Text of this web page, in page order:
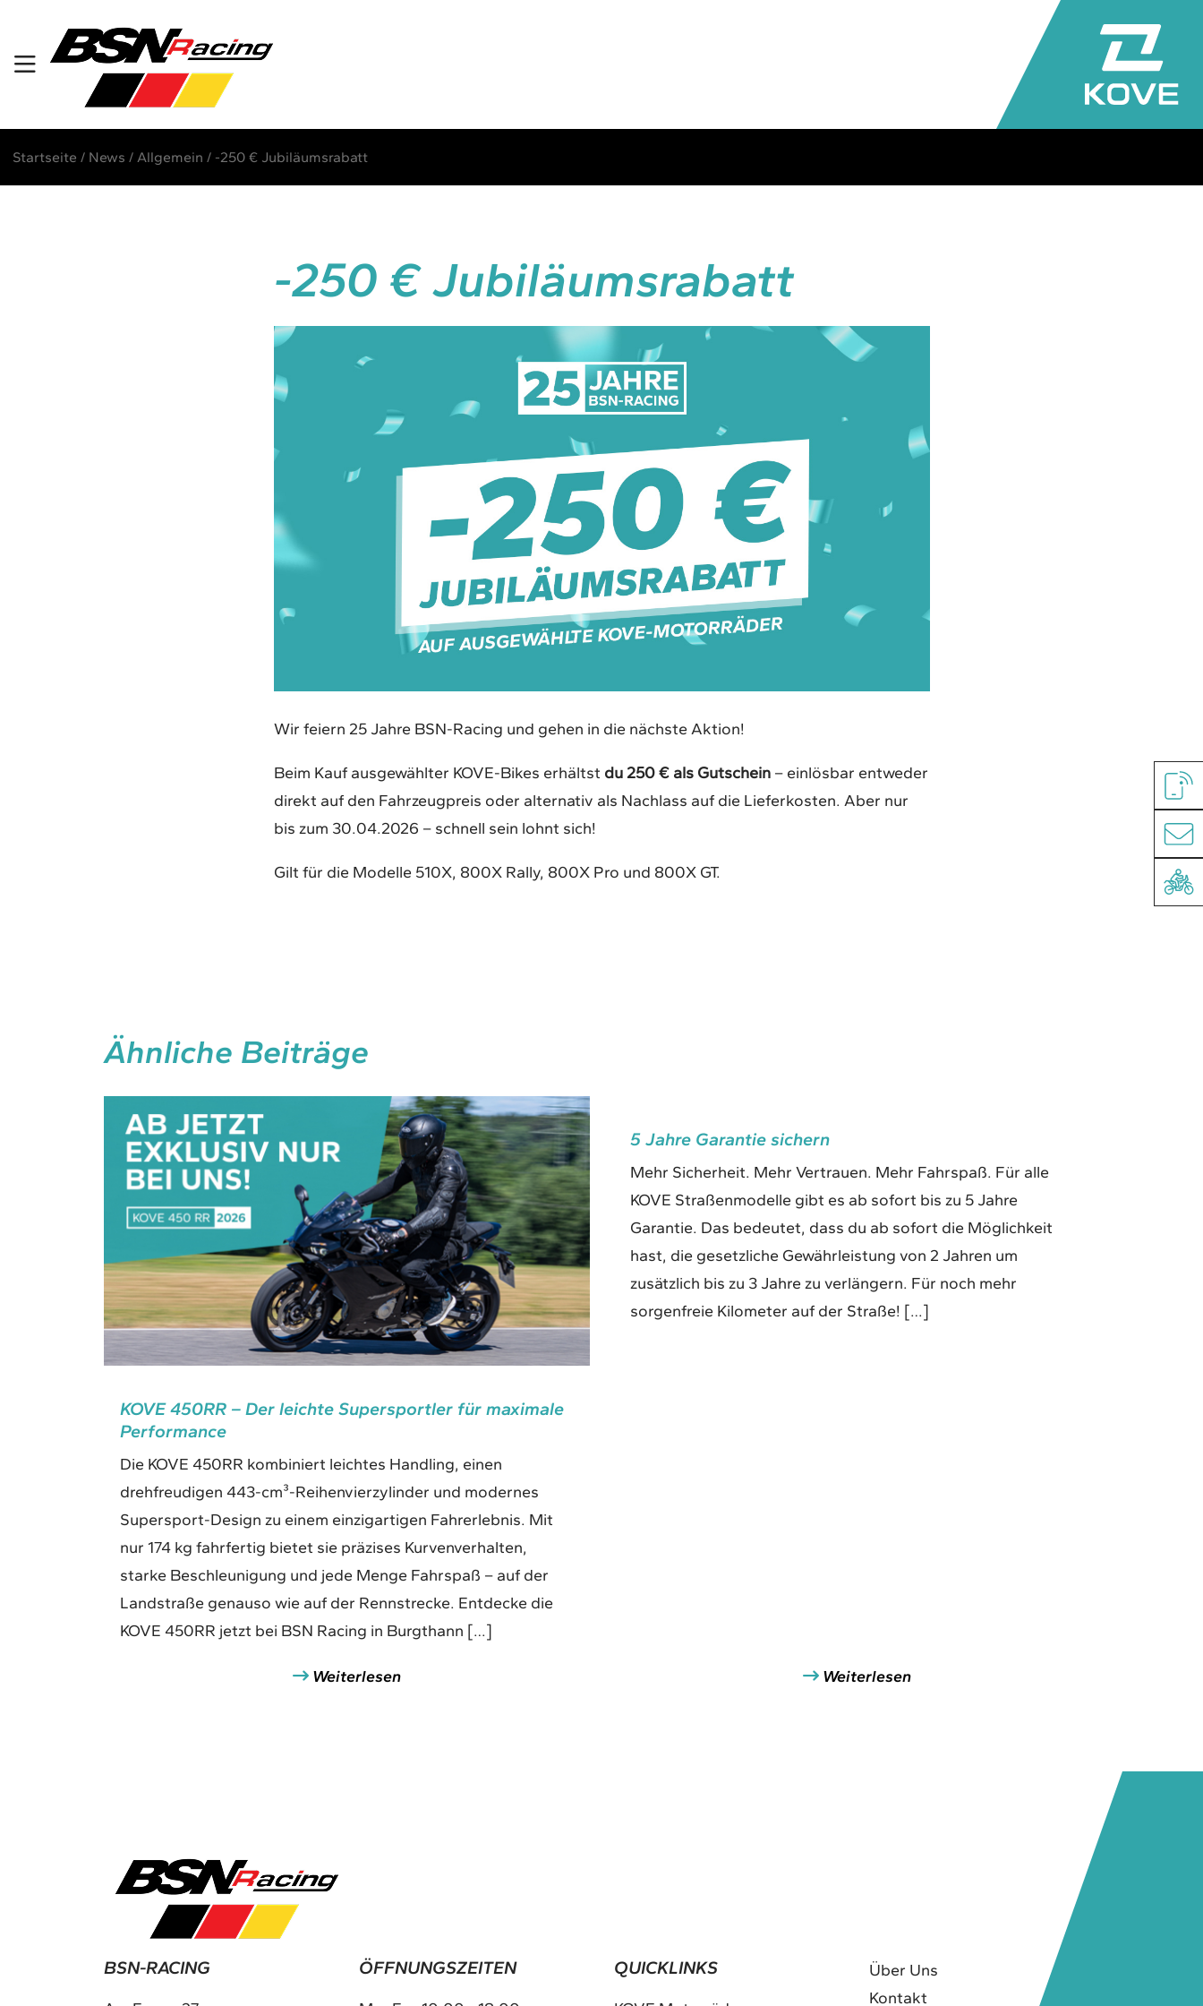
Startseite / News / Allgemein / -250 € Jubiläumsrabatt
-250 € Jubiläumsrabatt
Wir feiern 25 Jahre BSN-Racing und gehen in die nächste Aktion!
Beim Kauf ausgewählter KOVE-Bikes erhältst du 250 € als Gutschein– einlösbar entweder
direkt auf den Fahrzeugpreis oder alternativ als Nachlass auf die Lieferkosten. Aber nur
bis zum 30.04.2026 – schnell sein lohnt sich!
Gilt für die Modelle 510X, 800X Rally, 800X Pro und 800X GT.
Ähnliche Beiträge
KOVE 450RR – Der leichte Supersportler für maximale
Performance
Die KOVE 450RR kombiniert leichtes Handling, einen
drehfreudigen 443-cm³-Reihenvierzylinder und modernes
Supersport-Design zu einem einzigartigen Fahrerlebnis. Mit
nur 174 kg fahrfertig bietet sie präzises Kurvenverhalten,
starke Beschleunigung und jede Menge Fahrspaß – auf der
Landstraße genauso wie auf der Rennstrecke. Entdecke die
KOVE 450RR jetzt bei BSN Racing in Burgthann […]
Weiterlesen
5 Jahre Garantie sichern
Mehr Sicherheit. Mehr Vertrauen. Mehr Fahrspaß. Für alle
KOVE Straßenmodelle gibt es ab sofort bis zu 5 Jahre
Garantie. Das bedeutet, dass du ab sofort die Möglichkeit
hast, die gesetzliche Gewährleistung von 2 Jahren um
zusätzlich bis zu 3 Jahre zu verlängern. Für noch mehr
sorgenfreie Kilometer auf der Straße! […]
Weiterlesen
BSN-RACING ÖFFNUNGSZEITEN QUICKLINKS
Über Uns
Kontakt